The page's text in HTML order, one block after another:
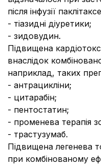
після інфузії
- тіазидні діуретики;
- зидовудин.
Підвищена
внаслідок
наприклад, таких
- антрацикліни;
- цитарабін;
- пентостатин;
- променева терапія
- трастузумаб.
Підвищена легенева
при комбінованому